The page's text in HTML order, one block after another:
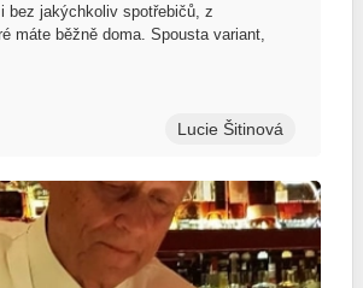
bez jakýchkoliv spotřebičů, z
máte běžně doma. Spousta variant,
Lucie Šitinová